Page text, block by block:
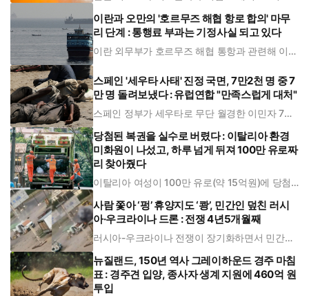
각) 과학자들이 스페이스X 로켓의 달 충돌을 확인
했다고 보도했다. 약 1년 동안 우주를 떠돌던 약 4
톤(t)에 달하는 팰컨 9 로켓 상단부가 시속 8700
이란과 오만의 '호르무즈 해협 항로 합의' 마무
리 단계 : 통행료 부과는 기정사실 되고 있다
이란 외무부가 호르무즈 해협 통항과 관련해 이란
료를 부과하고 싶어하지만, 미국은 이에 반대하고
있다. 에스마일 바가이 이란 외무부 대변인은 5일
(현지시각) 이란 국영 통신에서
스페인 '세우타 사태' 진정 국면, 7만2천 명 중 7
만 명 돌려보냈다 : 유럽연합 "만족스럽게 대처"
스페인 정부가 세우타로 무단 월경한 이민자 7만
반응을 보였다. 영국 언론 BBC는 4일(현지시각)
"당초 EU 27개 회원국 내무장관 화상 회의는 일
부 유럽 국가들이 스페인을 비판했던 만큼 긴장된
분위기에서 진행될 것으
당첨된 복권을 실수로 버렸다 : 이탈리아 환경
미화원이 나섰고, 하루 넘게 뒤져 100만 유로짜
리 찾아줬다
이탈리아 여성이 100만 유로(약 15억원)에 당첨
경미화원들의 하루가 넘는 수색 끝에 극적으로 되
찾았다. 소액 복권만 취급하는 동네 매장 기계에
서 '지급 불가' 안내가 뜨자 낙첨으로 오인한 것이
사람 쫓아 ‘펑’ 휴양지도 ‘쾅’, 민간인 덮친 러시
아·우크라이나 드론 : 전쟁 4년5개월째
러시아-우크라이나 전쟁이 장기화하면서 민간인
이 사람을 집요하게 쫓아가다 바로 옆에서 폭발했
다. 볼로디미르 젤렌스키 우크라이나 대통령은 4
일(현지시간) 우크라이나 남부의 전선 인접 도시
헤르손에서 러시아 드론이 한 민간인을
뉴질랜드, 150년 역사 그레이하운드 경주 마침
표 : 경주견 입양, 종사자 생계 지원에 460억 원
투입